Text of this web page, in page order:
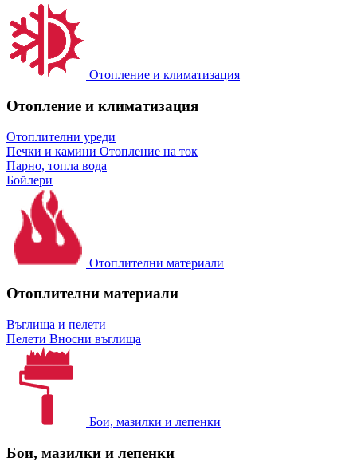
Отопление и климатизация
Отопление и климатизация
Отоплителни уреди
Печки и камини Отопление на ток
Парно, топла вода
Бойлери
Отоплителни материали
Отоплителни материали
Въглища и пелети
Пелети Вносни въглища
Бои, мазилки и лепенки
Бои, мазилки и лепенки